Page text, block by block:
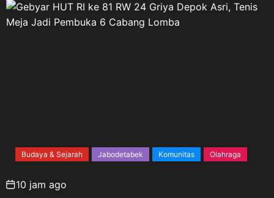
Budaya & Sejarah Jabodetabek Komunitas Olahraga
10 jam ago